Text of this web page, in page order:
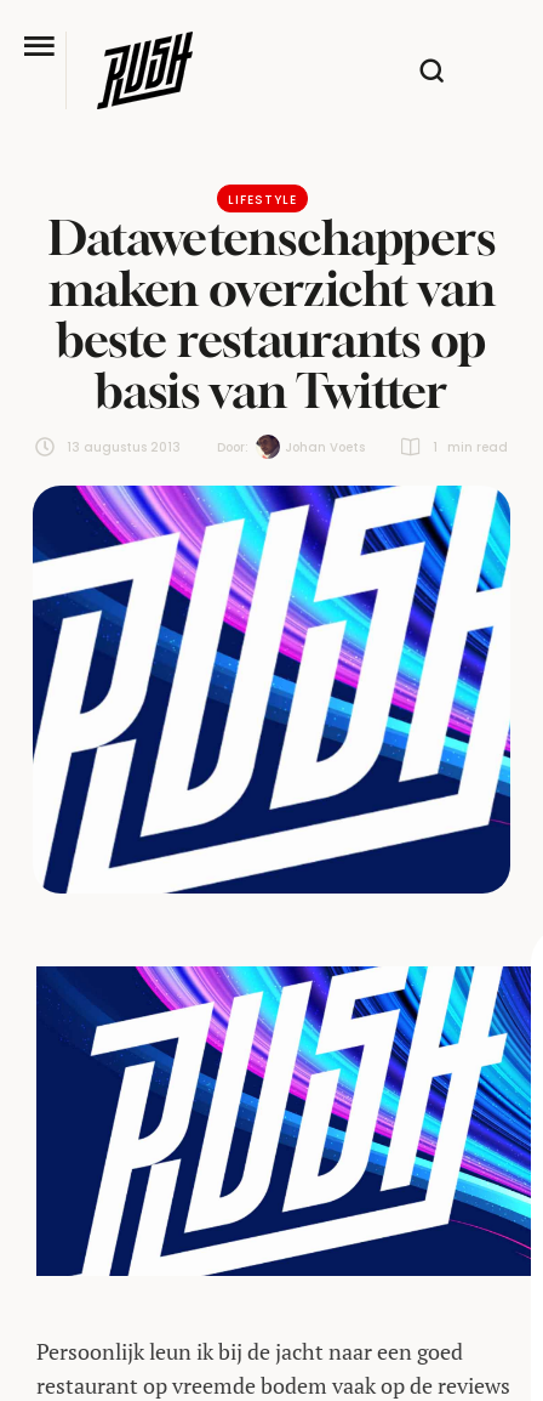
LIFESTYLE
Datawetenschappers
maken overzicht van
beste restaurants op
basis van Twitter
13 augustus 2013 Door: Johan Voets 1 min read
Persoonlijk leun ik bij de jacht naar een goed
restaurant op vreemde bodem vaak op de reviews